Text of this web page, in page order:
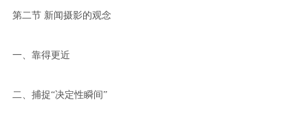
第二节 新闻摄影的观念
一、靠得更近
二、捕捉“决定性瞬间”